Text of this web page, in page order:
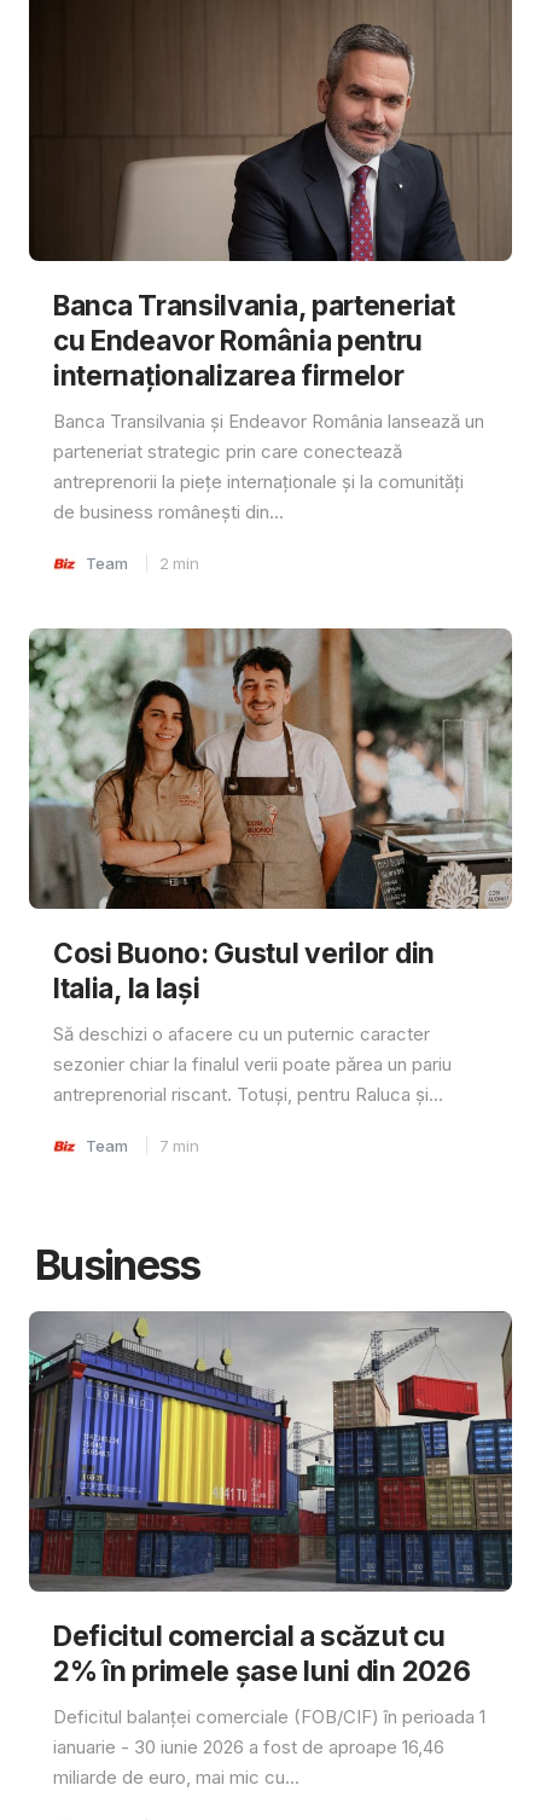
Banca Transilvania, parteneriat
cu Endeavor România pentru
internaționalizarea firmelor
Banca Transilvania și Endeavor România lansează un
parteneriat strategic prin care conectează
antreprenorii la piețe internaționale și la comunități
de business românești din...
Team 2 min
Cosi Buono: Gustul verilor din
Italia, la Iași
Să deschizi o afacere cu un puternic caracter
sezonier chiar la finalul verii poate părea un pariu
antreprenorial riscant. Totuși, pentru Raluca și...
Team 7 min
Business
Deficitul comercial a scăzut cu
2% în primele șase luni din 2026
Deficitul balanței comerciale (FOB/CIF) în perioada 1
ianuarie - 30 iunie 2026 a fost de aproape 16,46
miliarde de euro, mai mic cu...